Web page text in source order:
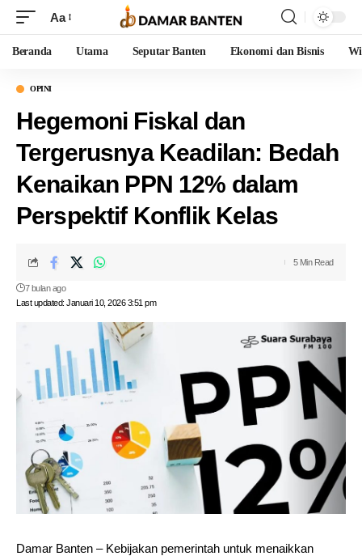
Aa
Beranda Utama Seputar Banten Ekonomi dan Bisnis
OPINI
Hegemoni Fiskal dan
Tergerusnya Keadilan: Bedah
Kenaikan PPN 12% dalam
Perspektif Konflik Kelas
Last updated: Januari 10, 2026 3:51 pm
7 bulan ago
5 Min Read
Damar Banten – Kebijakan pemerintah untuk menaikkan